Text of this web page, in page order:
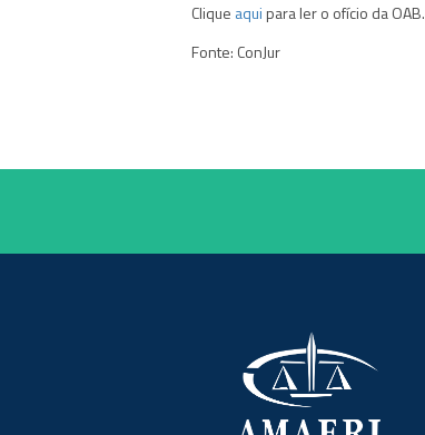
Clique aqui para ler o ofício da OAB.
Fonte: ConJur